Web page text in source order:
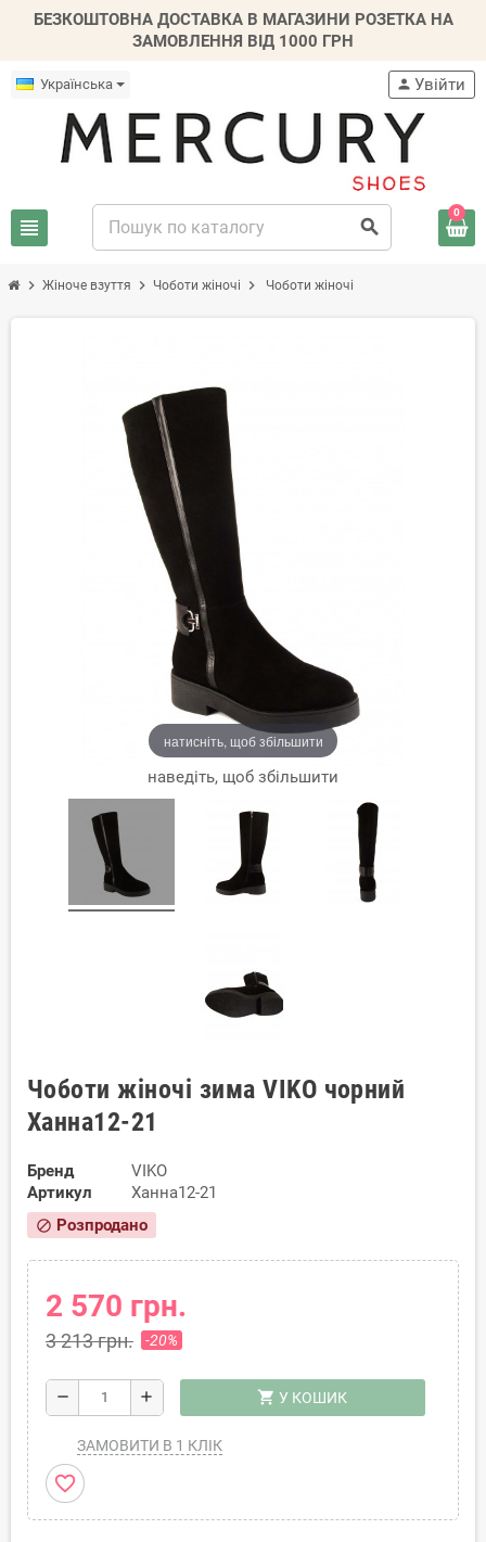
БЕЗКОШТОВНА ДОСТАВКА В МАГАЗИНИ РОЗЕТКА НА
ЗАМОВЛЕННЯ ВІД 1000 ГРН
Українська
view_headline search
person Увійти
0
chevron_right Жіноче взуття chevron_right Чоботи жіночі chevron_right Чоботи жіночі
натисніть, щоб збільшити
наведіть, щоб збільшити
Чоботи жіночі зима VIKO чорний
Ханна12-21
Бренд
VIKO
Артикул
Ханна12-21
block Розпродано
2 570 грн.
3 213 грн. -20%
remove add shopping_cart У КОШИК
ЗАМОВИТИ В 1 КЛІК
favorite_border